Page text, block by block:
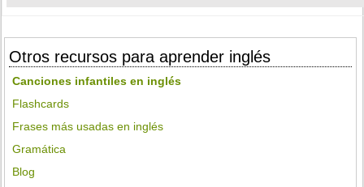
Otros recursos para aprender inglés
Canciones infantiles en inglés
Flashcards
Frases más usadas en inglés
Gramática
Blog